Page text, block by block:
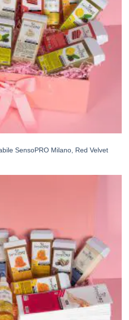
SensoPRO Milano, Red Velvet